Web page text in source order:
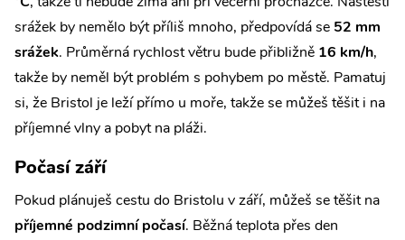
srážek by nemělo být příliš mnoho, předpovídá se 52 mm
srážek. Průměrná rychlost větru bude přibližně 16 km/h,
takže by neměl být problém s pohybem po městě. Pamatuj
si, že Bristol je leží přímo u moře, takže se můžeš těšit i na
příjemné vlny a pobyt na pláži.
Počasí září
Pokud plánuješ cestu do Bristolu v září, můžeš se těšit na
příjemné podzimní počasí. Běžná teplota přes den